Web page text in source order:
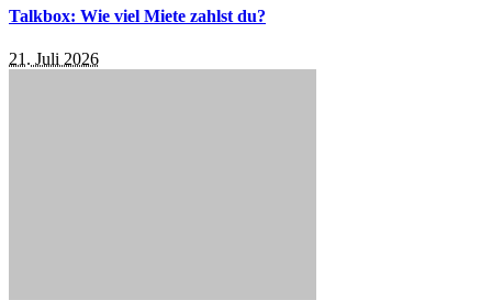
Talkbox: Wie viel Miete zahlst du?
21. Juli 2026